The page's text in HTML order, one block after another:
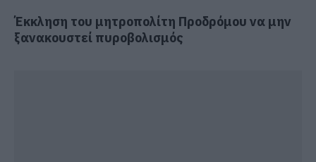
Έκκληση του μητροπολίτη Προδρόμου να μην
ξανακουστεί πυροβολισμός